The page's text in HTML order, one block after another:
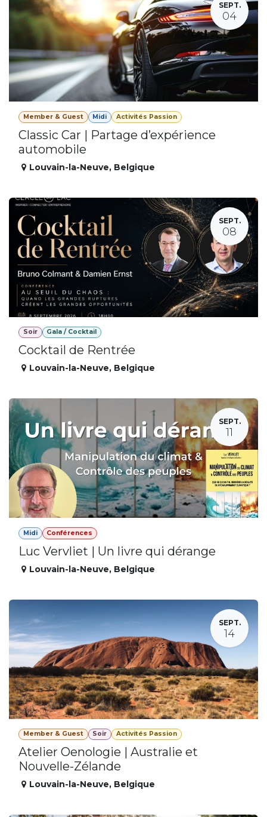
SEPT.
04
Member & Guest Midi Activités Passion
Classic Car | Partage d’expérience
automobile
Louvain-la-Neuve, Belgique
SEPT.
08
Soir Gala / Cocktail
Cocktail de Rentrée
Louvain-la-Neuve, Belgique
SEPT.
11
Midi Conférences
Luc Vervliet | Un livre qui dérange
Louvain-la-Neuve, Belgique
SEPT.
14
Member & Guest Soir Activités Passion
Atelier Oenologie | Australie et
Nouvelle-Zélande
Louvain-la-Neuve, Belgique